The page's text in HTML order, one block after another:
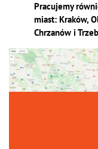
Pracujemy
miast: Kraków,
Chrzanów i